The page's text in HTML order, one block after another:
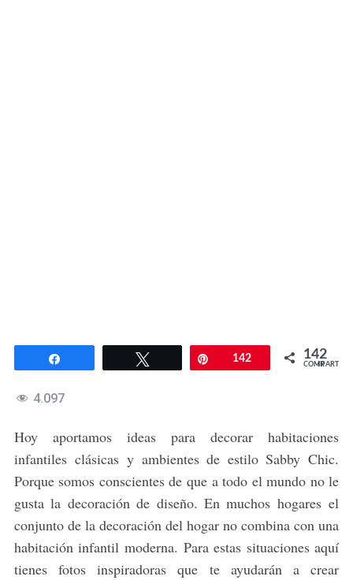
Twittear Pin142 142
COMPARTIR
4.097
Hoy aportamos ideas para decorar habitaciones
infantiles clásicas y ambientes de estilo Sabby Chic.
Porque somos conscientes de que a todo el mundo no le
gusta la decoración de diseño. En muchos hogares el
conjunto de la decoración del hogar no combina con una
habitación infantil moderna. Para estas situaciones aquí
tienes fotos inspiradoras que te ayudarán a crear